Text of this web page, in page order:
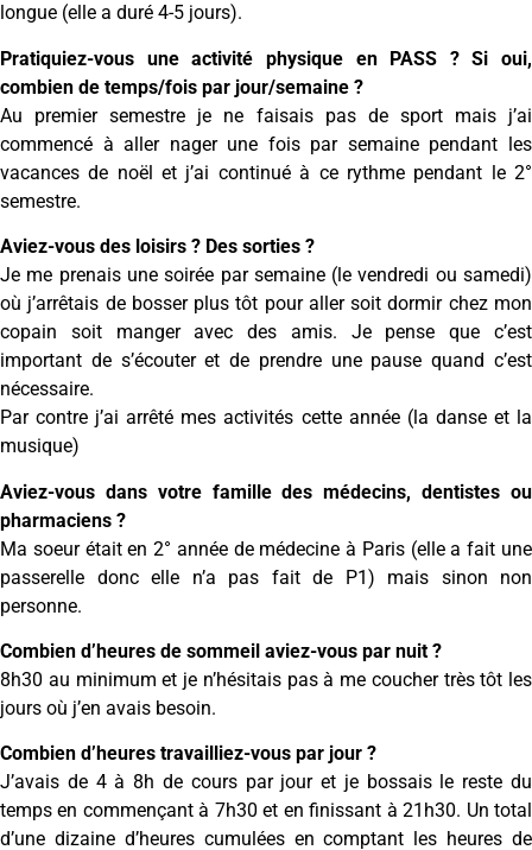
longue (elle a duré 4-5 jours).
Pratiquiez-vous une activité physique en PASS ? Si oui,
combien de temps/fois par jour/semaine ?
Au premier semestre je ne faisais pas de sport mais j’ai
commencé à aller nager une fois par semaine pendant les
vacances de noël et j’ai continué à ce rythme pendant le 2°
semestre.
Aviez-vous des loisirs ? Des sorties ?
Je me prenais une soirée par semaine (le vendredi ou samedi)
où j’arrêtais de bosser plus tôt pour aller soit dormir chez mon
copain soit manger avec des amis. Je pense que c’est
important de s’écouter et de prendre une pause quand c’est
nécessaire.
Par contre j’ai arrêté mes activités cette année (la danse et la
musique)
Aviez-vous dans votre famille des médecins, dentistes ou
pharmaciens ?
Ma soeur était en 2° année de médecine à Paris (elle a fait une
passerelle donc elle n’a pas fait de P1) mais sinon non
personne.
Combien d’heures de sommeil aviez-vous par nuit ?
8h30 au minimum et je n’hésitais pas à me coucher très tôt les
jours où j’en avais besoin.
Combien d’heures travailliez-vous par jour ?
J’avais de 4 à 8h de cours par jour et je bossais le reste du
temps en commençant à 7h30 et en finissant à 21h30. Un total
d’une dizaine d’heures cumulées en comptant les heures de